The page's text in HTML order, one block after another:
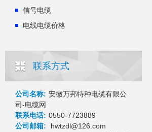
信号电缆
电线电缆价格
联系方式
公司名称: 安徽万邦特种电缆有限公
司-电缆网
联系电话: 0550-7723889
公司邮箱:
hwtzdl@126.com